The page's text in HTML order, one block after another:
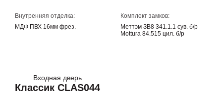
Внутренняя отделка:
МДФ ПВХ 16мм фрез.
Комплект замков:
Меттэм ЗВ8 341.1.1 сув. б/р
Mottura 84.515 цил. б/р
Входная дверь
Классик CLAS044